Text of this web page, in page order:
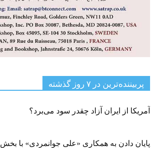
پربیننده‌ترین‌ در ۷ روز گذشته
آمریکا از ایران آزاد چقدر سود می‌برد؟
پایان دادن به همکاری «علی جوانمردی» با بخش